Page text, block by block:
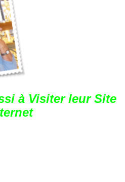
à Visiter leur Site